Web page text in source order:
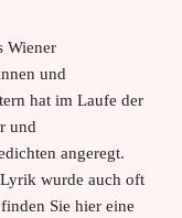
Wiener
und
hat im Laufe der
und
angeregt.
wurde auch oft
Sie hier eine